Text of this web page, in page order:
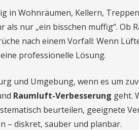
in Wohnräumen, Kellern,
nur „ein bisschen muffig“. Ob
nach einem Vorfall: Wenn
professionelle Lösung.
und Umgebung, wenn es um
Raumluft-Verbesserung geht.
beurteilen, geeignete
– diskret, sauber und planbar.